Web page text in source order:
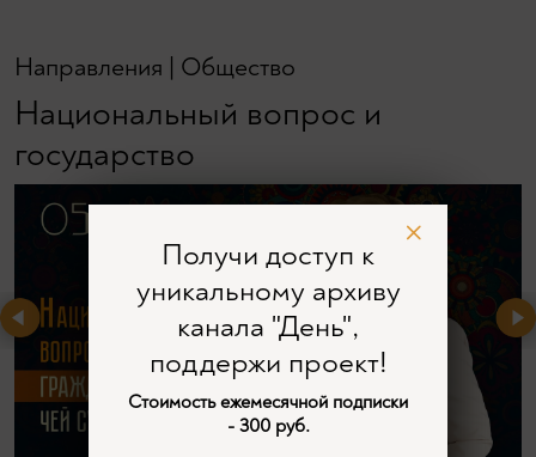
Направления Общество
Национальный вопрос и
государство
Получи доступ к
уникальному архиву
канала "День",
поддержи проект!
Стоимость ежемесячной подписки
- 300 руб.